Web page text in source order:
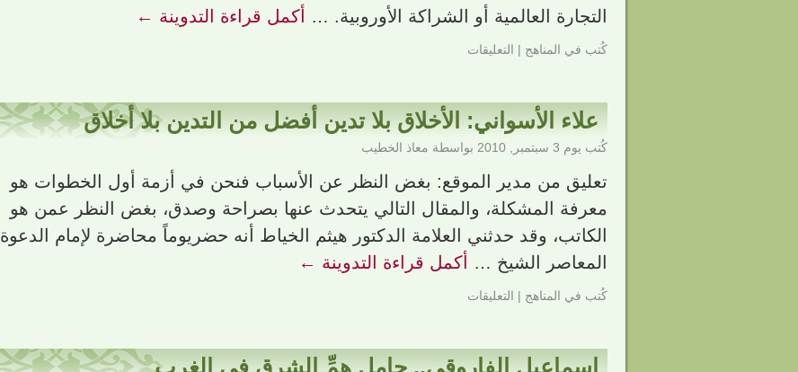
التجارة العالمية أو الشراكة الأوروبية. …
أكمل قراءة التدوينة ←
كُتب في المناهج | التعليقات
علاء الأسواني: الأخلاق بلا تدين أفضل من التدين بلا أخلاق
كُتب يوم 3 سبتمبر, 2010 بواسطة معاذ الخطيب
تعليق من مدير الموقع: بغض النظر عن الأسباب فنحن في أزمة أول الخطوات هو
معرفة المشكلة، والمقال التالي يتحدث عنها بصراحة وصدق، بغض النظر عمن هو
الكاتب، وقد حدثني العلامة الدكتور هيثم الخياط أنه حضريوماً محاضرة لإمام الدعوة
المعاصر الشيخ …
أكمل قراءة التدوينة ←
كُتب في المناهج | التعليقات
إسماعيل الفاروقي.. حامل همِّ الشرق في الغرب